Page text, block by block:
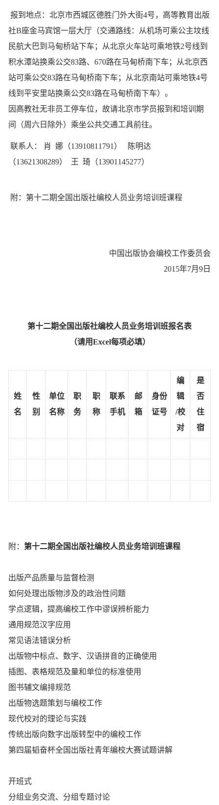
报到地点：北京市西城区德胜门外大街4号，高等教育出版
社B座金马宾馆一层大厅（交通路线：从机场可乘公主坟线
民航大巴到马甸桥站下车；从北京火车站可乘地铁2号线到
积水潭站换乘公交83路、670路在马甸桥南下车；从北京西
站可乘公交83路在马甸桥南下车；从北京南站可乘地铁4号
线到平安里站换乘公交83路在马甸桥南下车）。
因高教社无非员工停车位，故请北京市学员报到和培训期
间（周六日除外）乘坐公共交通工具前往。
联系人： 肖 娜（13910811791）
陈明达
（13621308289）
王 琦（13901145277）
附：第十二期全国出版社编校人员业务培训班课程
中国出版协会编校工作委员会
2015年7月9日
第十二期全国出版社编校人员业务培训班报名表
（请用Excel每项必填）
姓
名
性
别
单位
名称
职
务
职
称
联系
手机
邮
箱
身份
证号
编
辑
/校
对
是
否
住
宿
附： 第十二期全国出版社编校人员业务培训班课程
出版产品质量与监督检测
如何处理出版物涉及的政治性问题
学点逻辑，提高编校工作中谬误辨析能力
通用规范汉字应用
常见语法错误分析
出版物中标点、数字、汉语拼音的正确使用
插图、表格规范及量和单位的标准使用
图书辅文编排规范
出版物选题策划与编校工作
现代校对的理论与实践
传统出版向数字出版转型中的编校工作
第四届韬奋杯全国出版社青年编校大赛试题讲解
开班式
分组业务交流、分组专题讨论